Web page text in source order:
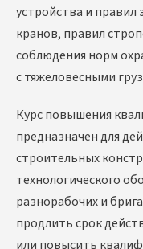
устройства и правил
кранов, правил
соблюдения норм
с тяжеловесными
Курс повышения
предназначен для
строительных
технологического
разнорабочих и
продлить срок
или повысить